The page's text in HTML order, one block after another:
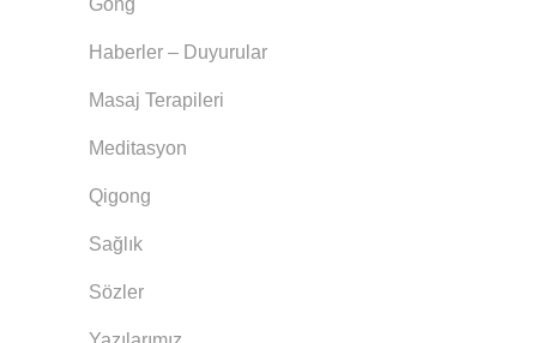
Gong
Haberler – Duyurular
Masaj Terapileri
Meditasyon
Qigong
Sağlık
Sözler